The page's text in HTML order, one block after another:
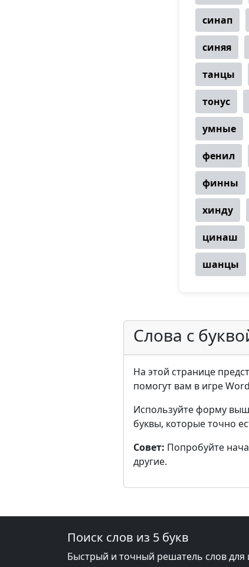
синап
синяя
танцы
тонус
умные
фенил
финны
хинду
цинаш
шанцы
Слова с
На этой странице
помогут вам в игре
Используйте форму
буквы, которые точно
Совет: Попробуйте
другие.
Поиск слов из 5 букв
Быстрый и точный решатель слов для